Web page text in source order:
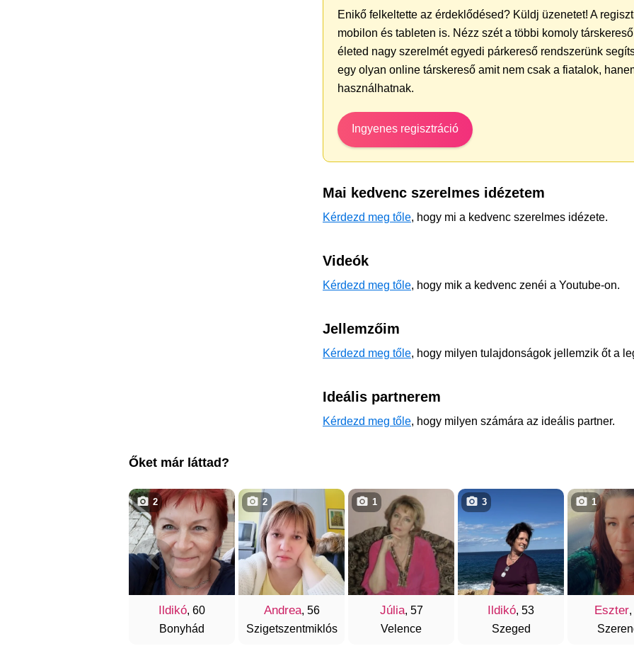
Enikő felkeltette az érdeklődésed? Küldj üzenetet! A
mobilon és tableten is. Nézz szét a többi komoly
életed nagy szerelmét egyedi párkereső rendszerünk
egy olyan online társkereső amit nem csak a fiatalok,
használhatnak.
Ingyenes regisztráció
Mai kedvenc szerelmes idézetem
Kérdezd meg tőle, hogy mi a kedvenc szerelmes idézete.
Videók
Kérdezd meg tőle, hogy mik a kedvenc zenéi a Youtube-on.
Jellemzőim
Kérdezd meg tőle, hogy milyen tulajdonságok jellemzik őt a
Ideális partnerem
Kérdezd meg tőle, hogy milyen számára az ideális partner.
Őket már láttad?
Ildikó, 60
Bonyhád
2
Andrea, 56
Szigetszentmiklós
2
Júlia, 57
Velence
1
Ildikó, 53
Szeged
3
Eszter,
1